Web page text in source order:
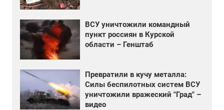
ВСУ уничтожили командный
пункт россиян в Курской
области – Генштаб
Превратили в кучу металла:
Силы беспилотных систем ВСУ
уничтожили вражеский "Град" –
видео